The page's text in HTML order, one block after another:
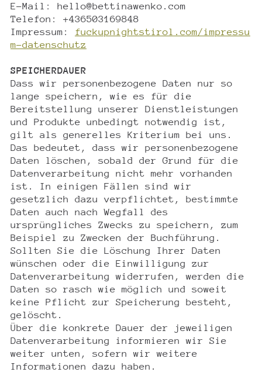
E-Mail: hello@bettinawenko.com
Telefon: +436503169848
Impressum: fuckupnightstirol.com/impressu
m-datenschutz
SPEICHERDAUER
Dass wir personenbezogene Daten nur so
lange speichern, wie es für die
Bereitstellung unserer Dienstleistungen
und Produkte unbedingt notwendig ist,
gilt als generelles Kriterium bei uns.
Das bedeutet, dass wir personenbezogene
Daten löschen, sobald der Grund für die
Datenverarbeitung nicht mehr vorhanden
ist. In einigen Fällen sind wir
gesetzlich dazu verpflichtet, bestimmte
Daten auch nach Wegfall des
ursprüngliches Zwecks zu speichern, zum
Beispiel zu Zwecken der Buchführung.
Sollten Sie die Löschung Ihrer Daten
wünschen oder die Einwilligung zur
Datenverarbeitung widerrufen, werden die
Daten so rasch wie möglich und soweit
keine Pflicht zur Speicherung besteht,
gelöscht.
Über die konkrete Dauer der jeweiligen
Datenverarbeitung informieren wir Sie
weiter unten, sofern wir weitere
Informationen dazu haben.